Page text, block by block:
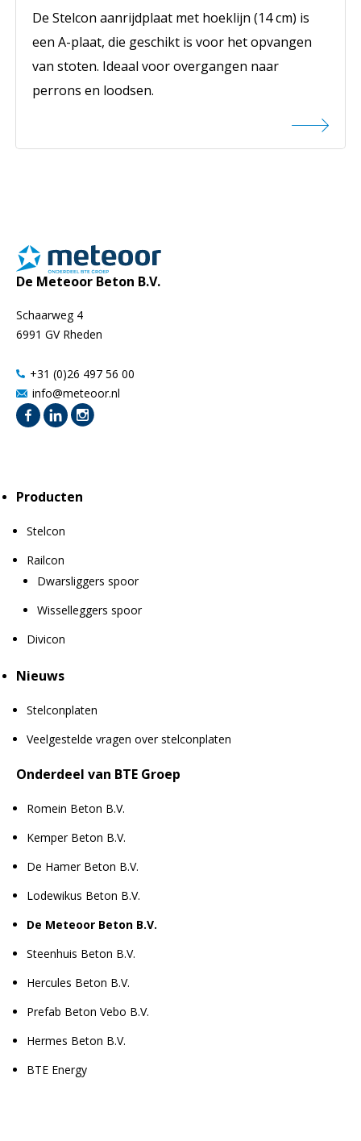
De Stelcon aanrijdplaat met hoeklijn (14 cm) is
een A-plaat, die geschikt is voor het opvangen
van stoten. Ideaal voor overgangen naar
perrons en loodsen.
De Meteoor Beton B.V.
Schaarweg 4
6991 GV Rheden
+31 (0)26 497 56 00
info@meteoor.nl
Producten
Stelcon
Railcon
Dwarsliggers spoor
Wisselleggers spoor
Divicon
Nieuws
Stelconplaten
Veelgestelde vragen over stelconplaten
Onderdeel van BTE Groep
Romein Beton B.V.
Kemper Beton B.V.
De Hamer Beton B.V.
Lodewikus Beton B.V.
De Meteoor Beton B.V.
Steenhuis Beton B.V.
Hercules Beton B.V.
Prefab Beton Vebo B.V.
Hermes Beton B.V.
BTE Energy